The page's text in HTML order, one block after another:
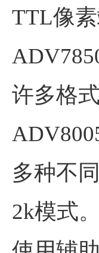
TTL像
许多格
多种不
2k模式